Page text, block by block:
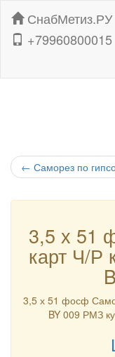
СнабМетиз.РУ
+79960800015
← Саморез по
3,5 х 51
карт Ч/Р
3,5 х 51 фосф
BY 009 РМЗ